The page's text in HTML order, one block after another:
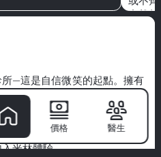
自然
—這是自信微笑的起點。擁有
和以病人為中心的方法，我們
量身定制的治療。不要僅僅聽
真實故事。
米林體驗。
價格 醫生